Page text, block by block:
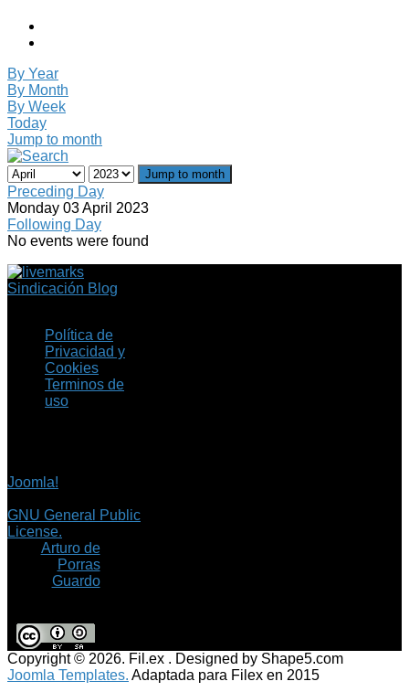
By Year
By Month
By Week
Today
Jump to month
Jump to month
Preceding Day
Monday 03 April 2023
Following Day
No events were found
Sindicación Blog
Política de
Privacidad y
Cookies
Terminos de
uso
Joomla!
GNU General Public
License.
Arturo de
Porras
Guardo
Copyright © 2026. Fil.ex . Designed by Shape5.com
Joomla Templates. Adaptada para Filex en 2015